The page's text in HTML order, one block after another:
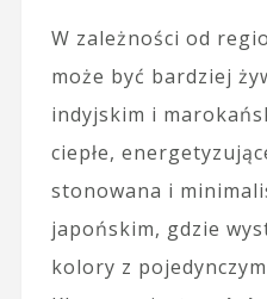
W zależności od
może być bardziej
indyjskim i
ciepłe,
stonowana i
japońskim, gdzie
kolory z